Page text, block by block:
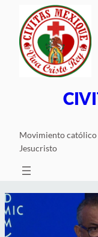
contenido
Movimiento católico
Jesucristo